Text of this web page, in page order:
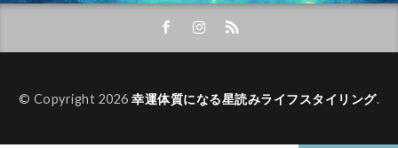
© Copyright 2026幸運体質になる星読みライフスタイリング.